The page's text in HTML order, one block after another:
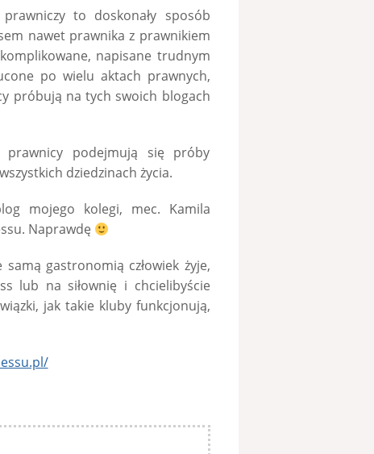
to doskonały sposób
nawet prawnika z prawnikiem
napisane trudnym
po wielu aktach prawnych,
próbują na tych swoich blogach
podejmują się próby
dziedzinach życia.
mojego kolegi, mec. Kamila
Naprawdę
gastronomią człowiek żyje,
lub na siłownię i chcielibyście
jak takie kluby funkcjonują,